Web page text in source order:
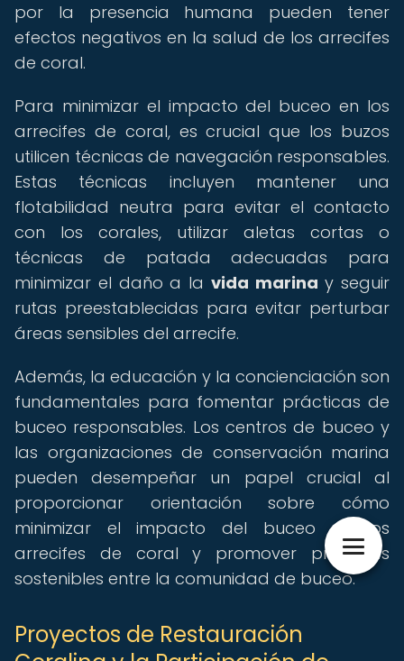
por la presencia humana pueden tener
efectos negativos en la salud de los arrecifes
de coral.
Para minimizar el impacto del buceo en los
arrecifes de coral, es crucial que los buzos
utilicen técnicas de navegación responsables.
Estas técnicas incluyen mantener una
flotabilidad neutra para evitar el contacto
con los corales, utilizar aletas cortas o
técnicas de patada adecuadas para
minimizar el daño a la vida marina y seguir
rutas preestablecidas para evitar perturbar
áreas sensibles del arrecife.
Además, la educación y la concienciación son
fundamentales para fomentar prácticas de
buceo responsables. Los centros de buceo y
las organizaciones de conservación marina
pueden desempeñar un papel crucial al
proporcionar orientación sobre cómo
minimizar el impacto del buceo en los
arrecifes de coral y promover prácticas
sostenibles entre la comunidad de buceo.
Proyectos de Restauración